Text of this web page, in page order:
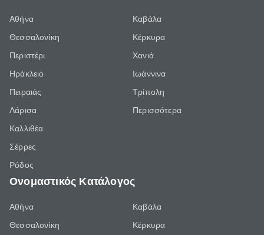
Αθήνα
Θεσσαλονίκη
Περιστέρι
Ηράκλειο
Πειραιάς
Λάρισα
Καλλιθέα
Σέρρες
Ρόδος
Καβάλα
Κέρκυρα
Χανιά
Ιωάννινα
Τρίπολη
Περισσότερα
Ονομαστικός Κατάλογος
Αθήνα
Θεσσαλονίκη
Καβάλα
Κέρκυρα